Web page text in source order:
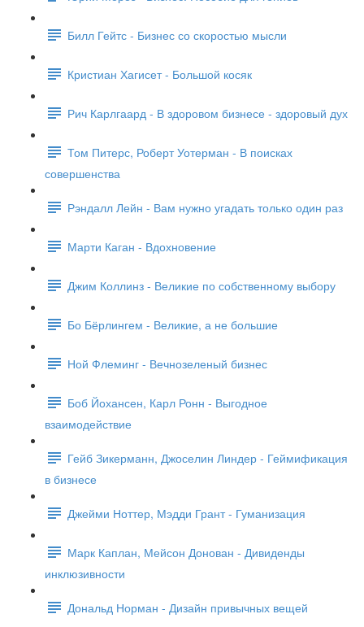
Билл Гейтс - Бизнес со скоростью мысли
Кристиан Хагисет - Большой косяк
Рич Карлгаард - В здоровом бизнесе - здоровый дух
Том Питерс, Роберт Уотерман - В поисках
совершенства
Рэндалл Лейн - Вам нужно угадать только один раз
Марти Каган - Вдохновение
Джим Коллинз - Великие по собственному выбору
Бо Бёрлингем - Великие, а не большие
Ной Флеминг - Вечнозеленый бизнес
Боб Йохансен, Карл Ронн - Выгодное
взаимодействие
Гейб Зикерманн, Джоселин Линдер - Геймификация
в бизнесе
Джейми Ноттер, Мэдди Грант - Гуманизация
Марк Каплан, Мейсон Донован - Дивиденды
инклюзивности
Дональд Норман - Дизайн привычных вещей